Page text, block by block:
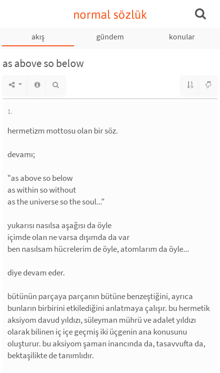
normal sözlük
akış gündem konular
as above so below
1.
hermetizm mottosu olan bir söz.
devamı;
"as above so below
as within so without
as the universe so the soul..."
yukarısı nasılsa aşağısı da öyle
içimde olan ne varsa dışımda da var
ben nasılsam hücrelerim de öyle, atomlarım da öyle...
diye devam eder.
bütünün parçaya parçanın bütüne benzeştiğini, ayrıca
bunların birbirini etkilediğini anlatmaya çalışır. bu hermetik
aksiyom davud yıldızı, süleyman mührü ve adalet yıldızı
olarak bilinen iç içe geçmiş iki üçgenin ana konusunu
oluşturur. bu aksiyom şaman inancında da, tasavvufta da,
bektaşilikte de tanımlıdır.